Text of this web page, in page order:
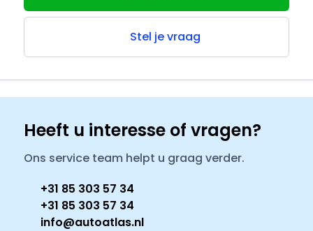
Stel je vraag
Heeft u interesse of vragen?
Ons service team helpt u graag verder.
+31 85 303 57 34
+31 85 303 57 34
info@autoatlas.nl